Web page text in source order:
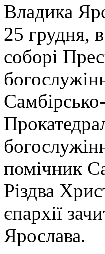
Владика
25 грудня,
соборі
помічник
Різдва
єпархії
Ярослава.